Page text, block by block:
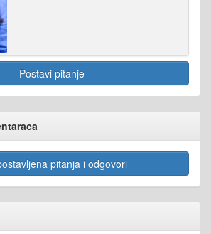
Postavi pitanje
pitanja i odgovori